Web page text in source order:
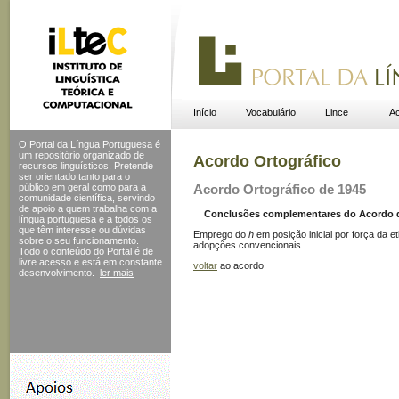
Início Vocabulário Lince
O Portal da Língua Portuguesa é
um repositório organizado de
recursos linguísticos. Pretende
ser orientado tanto para o
público em geral como para a
comunidade científica, servindo
de apoio a quem trabalha com a
língua portuguesa e a todos os
que têm interesse ou dúvidas
sobre o seu funcionamento.
Todo o conteúdo do Portal é de
livre acesso e está em constante
desenvolvimento.
ler mais
Acordo Ortográfico
Acordo Ortográfico de 1945
Conclusões complementares do Acordo
Emprego do h em posição inicial por força da
adopções convencionais.
voltar ao acordo